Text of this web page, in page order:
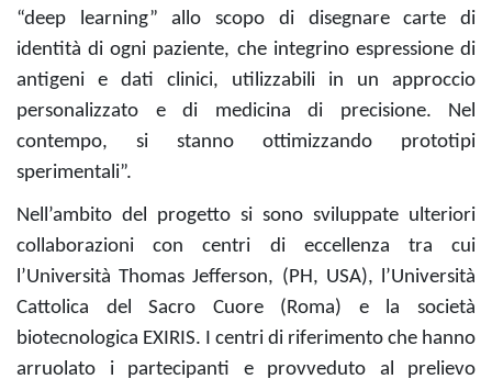
“deep learning” allo scopo di disegnare carte di
identità di ogni paziente, che integrino espressione di
antigeni e dati clinici, utilizzabili in un approccio
personalizzato e di medicina di precisione. Nel
contempo, si stanno ottimizzando prototipi
sperimentali”.
Nell’ambito del progetto si sono sviluppate ulteriori
collaborazioni con centri di eccellenza tra cui
l’Università Thomas Jefferson, (PH, USA), l’Università
Cattolica del Sacro Cuore (Roma) e la società
biotecnologica EXIRIS. I centri di riferimento che hanno
arruolato i partecipanti e provveduto al prelievo